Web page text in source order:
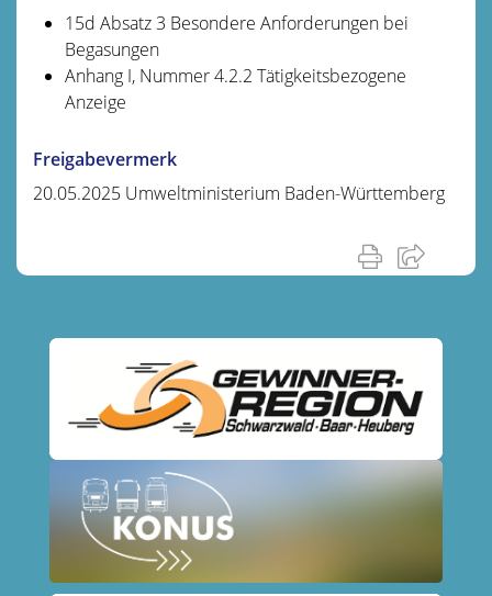
15d Absatz 3 Besondere Anforderungen bei
Begasungen
Anhang I, Nummer 4.2.2 Tätigkeitsbezogene
Anzeige
Freigabevermerk
20.05.2025 Umweltministerium Baden-Württemberg